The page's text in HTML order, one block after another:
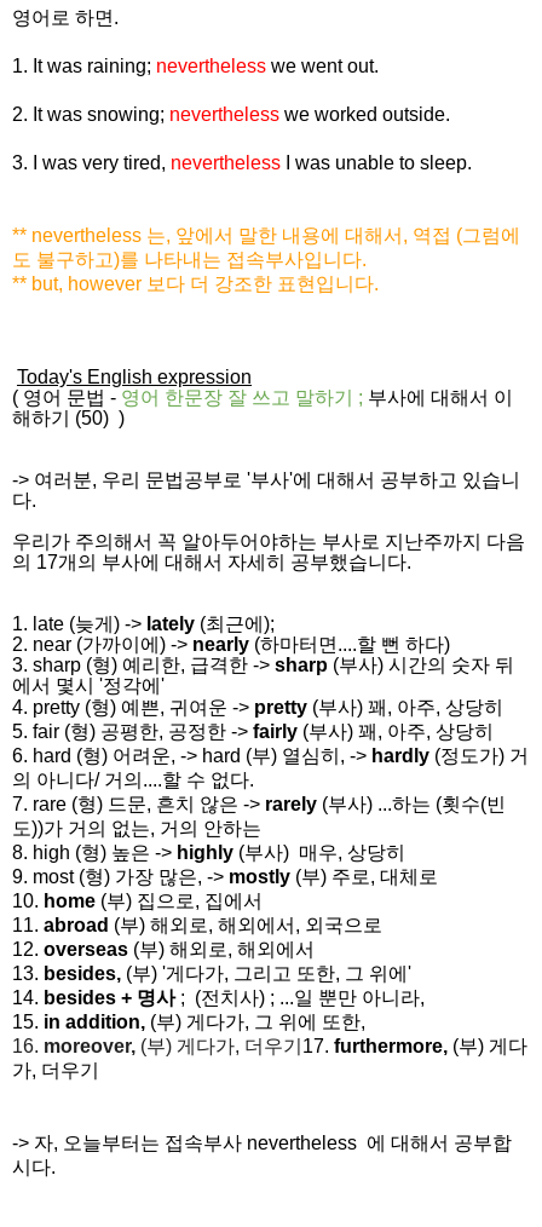
영어로 하면.
1. It was raining; nevertheless we went out.
2. It was snowing; nevertheless we worked outside.
3. I was very tired, nevertheless I was unable to sleep.
** nevertheless 는, 앞에서 말한 내용에 대해서, 역접 (그럼에
도 불구하고)를 나타내는 접속부사입니다.
** but, however 보다 더 강조한 표현입니다.
Today's English expression
( 영어 문법 - 영어 한문장 잘 쓰고 말하기 ; 부사에 대해서 이
해하기 (50) )
-> 여러분, 우리 문법공부로 '부사'에 대해서 공부하고 있습니
다.
우리가 주의해서 꼭 알아두어야하는 부사로 지난주까지 다음
의 17개의 부사에 대해서 자세히 공부했습니다.
1. late (늦게) -> lately (최근에);
2. near (가까이에) -> nearly (하마터면....할 뻔 하다)
3. sharp (형) 예리한, 급격한 -> sharp (부사) 시간의 숫자 뒤
에서 몇시 '정각에'
4. pretty (형) 예쁜, 귀여운 -> pretty (부사) 꽤, 아주, 상당히
5. fair (형) 공평한, 공정한 -> fairly (부사) 꽤, 아주, 상당히
6. hard (형) 어려운, -> hard (부) 열심히, -> hardly (정도가) 거
의 아니다/ 거의....할 수 없다.
7. rare (형) 드문, 흔치 않은 -> rarely (부사) ...하는 (횟수(빈
도))가 거의 없는, 거의 안하는
8. high (형) 높은 -> highly (부사) 매우, 상당히
9. most (형) 가장 많은, -> mostly (부) 주로, 대체로
10. home (부) 집으로, 집에서
11. abroad (부) 해외로, 해외에서, 외국으로
12. overseas (부) 해외로, 해외에서
13. besides, (부) '게다가, 그리고 또한, 그 위에'
14. besides + 명사; (전치사) ; ...일 뿐만 아니라,
15. in addition, (부) 게다가, 그 위에 또한,
16. moreover, (부) 게다가, 더우기 17. furthermore, (부) 게다
가, 더우기
-> 자, 오늘부터는 접속부사 nevertheless 에 대해서 공부합
시다.